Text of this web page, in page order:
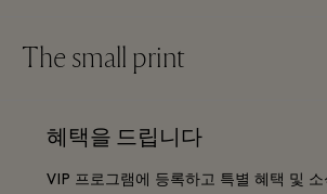
앱 다운로드
FAQ
파트너가되다
The small print
Discount terms and conditions
혜택을 드립니다
VIP 프로그램에 등록하고 특별 혜택 및